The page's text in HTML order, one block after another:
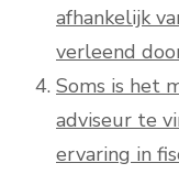
afhankelijk
verleend
Soms is het
adviseur te
ervaring in